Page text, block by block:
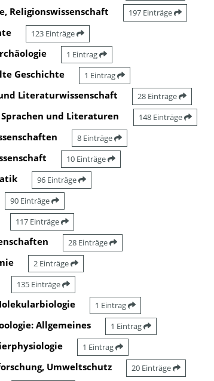
Religionswissenschaft 197 Einträge
123 Einträge
1 Eintrag
Geschichte 1 Eintrag
Literaturwissenschaft 28 Einträge
Sprachen und Literaturen 148 Einträge
8 Einträge
10 Einträge
96 Einträge
90 Einträge
117 Einträge
28 Einträge
2 Einträge
135 Einträge
1 Eintrag
Allgemeines 1 Eintrag
1 Eintrag
Umweltschutz 20 Einträge